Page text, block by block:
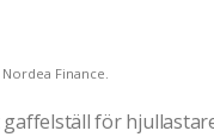
Finance.
för